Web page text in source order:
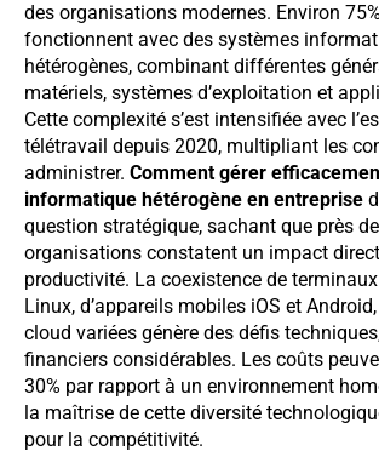
des organisations modernes. Environ
fonctionnent avec des systèmes
hétérogènes, combinant différentes
matériels, systèmes d’exploitation et
Cette complexité s’est intensifiée avec
télétravail depuis 2020, multipliant les
administrer. Comment gérer
informatique hétérogène en entreprise
question stratégique, sachant que près
organisations constatent un impact
productivité. La coexistence de
Linux, d’appareils mobiles iOS et
cloud variées génère des défis
financiers considérables. Les coûts
30% par rapport à un environnement
la maîtrise de cette diversité
pour la compétitivité.